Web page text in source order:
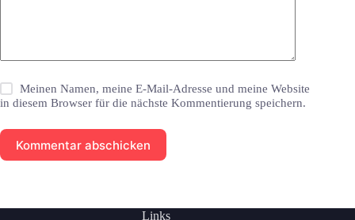
Meinen Namen, meine E-Mail-Adresse und meine Website
in diesem Browser für die nächste Kommentierung speichern.
Kommentar abschicken
Links